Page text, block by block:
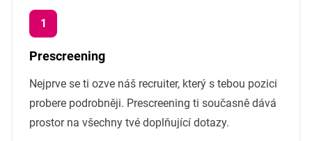
Prescreening
Nejprve se ti ozve náš recruiter, který s tebou pozici
probere podrobněji. Prescreening ti současně dává
prostor na všechny tvé doplňující dotazy.